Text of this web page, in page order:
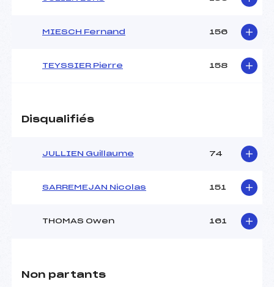
MIESCH Fernand 156
TEYSSIER Pierre 158
Disqualifiés
JULLIEN Guillaume 74
SARREMEJAN Nicolas 151
THOMAS Owen 161
Non partants